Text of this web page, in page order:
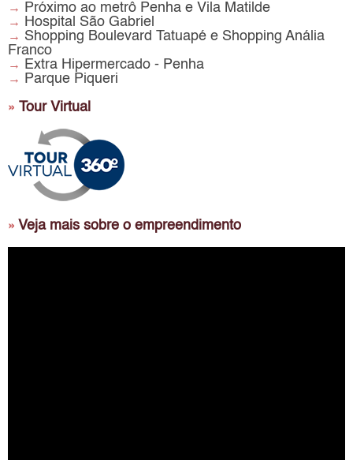
→ Próximo ao metrô Penha e Vila Matilde
→ Hospital São Gabriel
→ Shopping Boulevard Tatuapé e Shopping Anália
Franco
→ Extra Hipermercado - Penha
→ Parque Piqueri
» Tour Virtual
» Veja mais sobre o empreendimento